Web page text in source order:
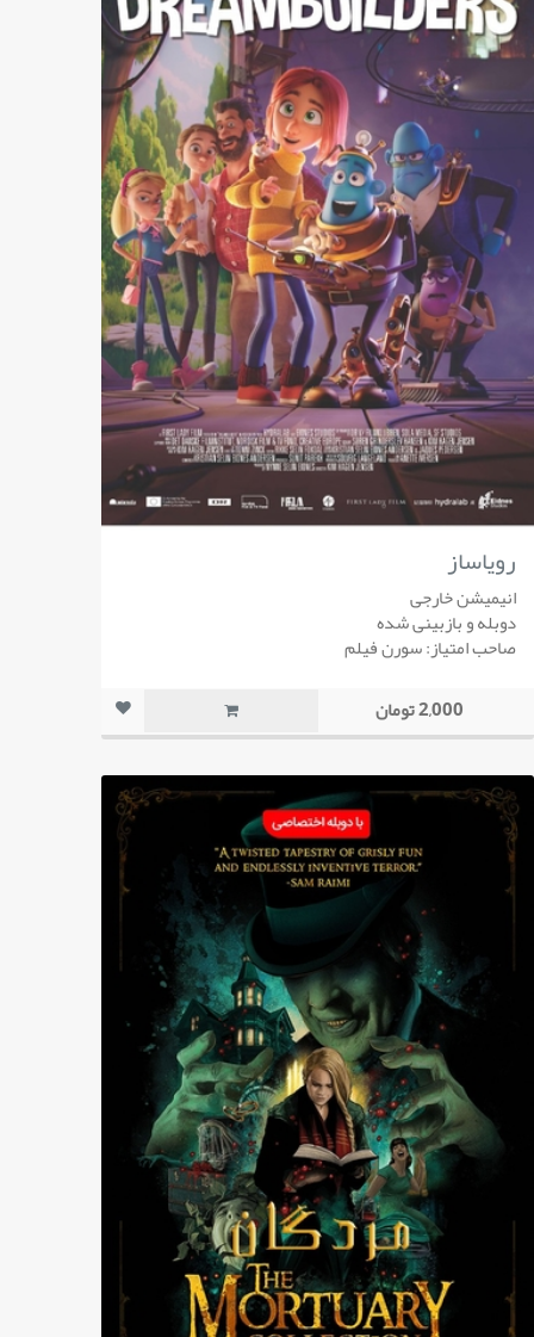
رویاساز
انیمیشن خارجی
دوبله و بازبینی شده
صاحب امتیاز: سورن فیلم
2,000 تومان